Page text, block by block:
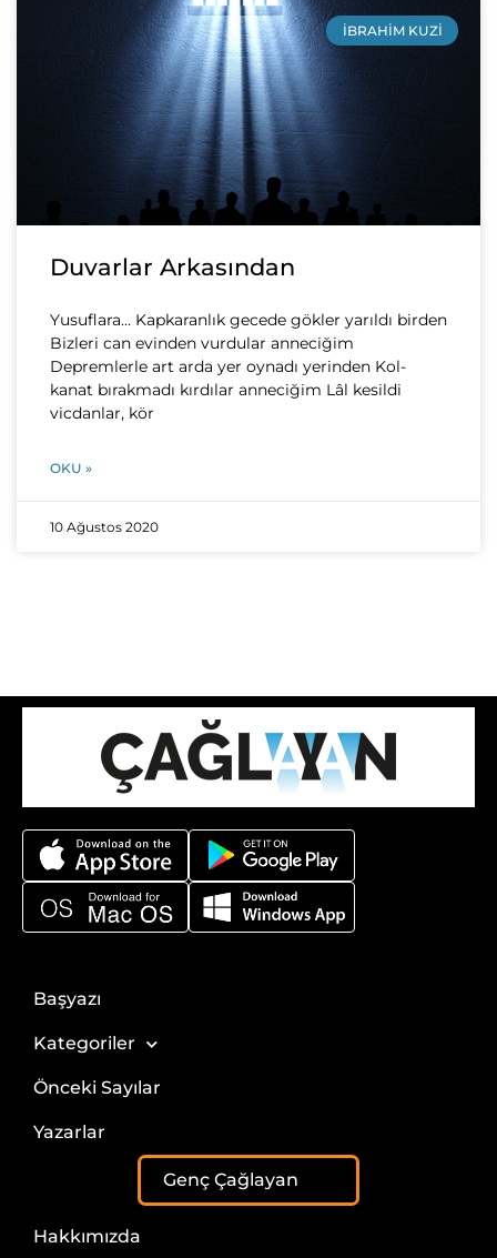
İBRAHIM KUZI
Duvarlar Arkasından
Yusuflara… Kapkaranlık gecede gökler yarıldı birden
Bizleri can evinden vurdular anneciğim
Depremlerle art arda yer oynadı yerinden Kol-
kanat bırakmadı kırdılar anneciğim Lâl kesildi
vicdanlar, kör
OKU »
10 Ağustos 2020
Başyazı
Kategoriler
Önceki Sayılar
Yazarlar
Genç Çağlayan
Hakkımızda